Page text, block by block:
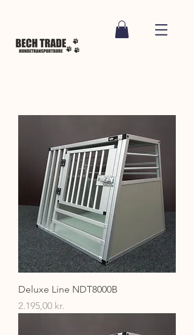
Deluxe Line NDT8000B
Pris
2.195,00 kr.